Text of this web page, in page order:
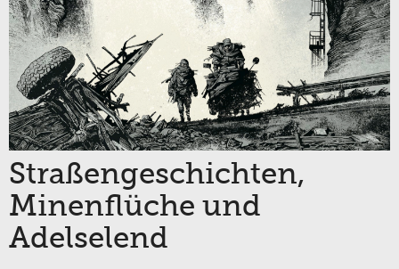
Straßengeschichten,
Minenflüche und
Adelselend